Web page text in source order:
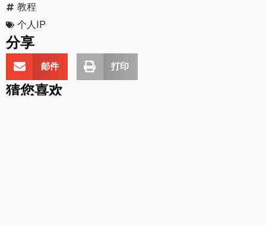
教程
个人IP
分享
邮件 打印
猜您喜欢